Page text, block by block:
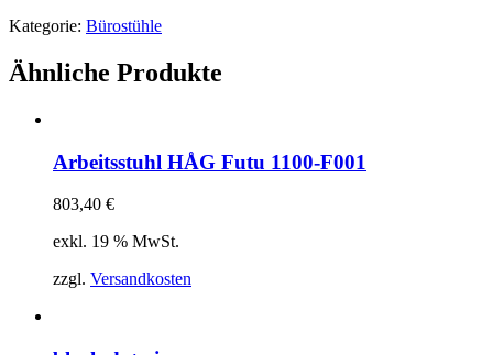
Kategorie: Bürostühle
Ähnliche Produkte
Arbeitsstuhl HÅG Futu 1100-F001
803,40 €
exkl. 19 % MwSt.
zzgl. Versandkosten